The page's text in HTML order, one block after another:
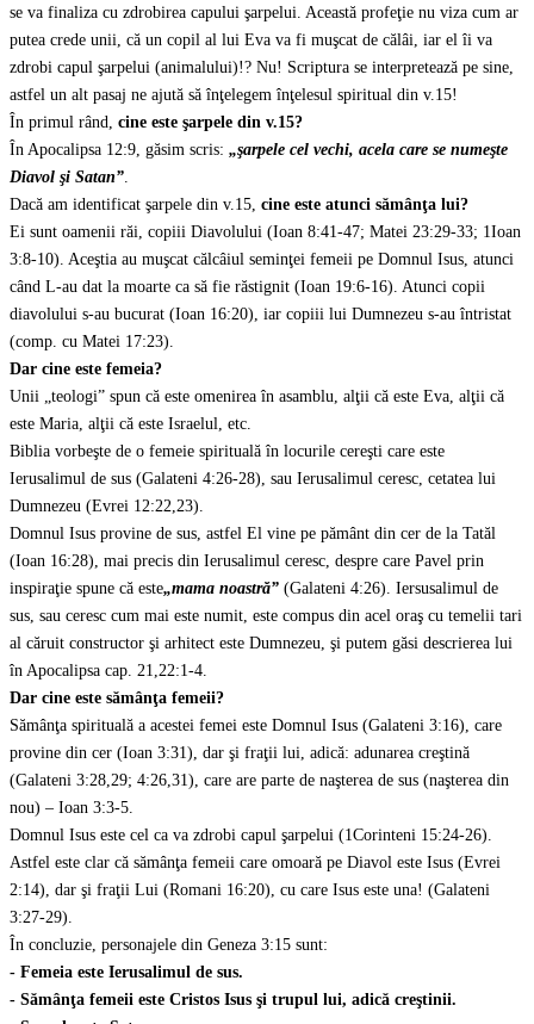
se va finaliza cu zdrobirea capului şarpelui. Această profeţie nu viza cum ar
putea crede unii, că un copil al lui Eva va fi muşcat de călâi, iar el îi va
zdrobi capul şarpelui (animalului)!? Nu! Scriptura se interpretează pe sine,
astfel un alt pasaj ne ajută să înţelegem înţelesul spiritual din v.15!
În primul rând, cine este şarpele din v.15?
În Apocalipsa 12:9, găsim scris: „şarpele cel vechi, acela care se numeşte
Diavol şi Satan”
Dacă am identificat şarpele din v.15, cine este atunci sămânţa lui?
Ei sunt oamenii răi, copiii Diavolului (Ioan 8:41-47; Matei 23:29-33; 1Ioan
3:8-10). Aceştia au muşcat călcâiul seminţei femeii pe Domnul Isus, atunci
când L-au dat la moarte ca să fie răstignit (Ioan 19:6-16). Atunci copii
diavolului s-au bucurat (Ioan 16:20), iar copiii lui Dumnezeu s-au întristat
(comp. cu Matei 17:23).
Dar cine este femeia?
Unii „teologi” spun că este omenirea în asamblu, alţii că este Eva, alţii că
este Maria, alţii că este Israelul, etc.
Biblia vorbeşte de o femeie spirituală în locurile cereşti care este
Ierusalimul de sus (Galateni 4:26-28), sau Ierusalimul ceresc, cetatea lui
Dumnezeu (Evrei 12:22,23).
Domnul Isus provine de sus, astfel El vine pe pământ din cer de la Tatăl
(Ioan 16:28), mai precis din Ierusalimul ceresc, despre care Pavel prin
inspiraţie spune că este„mama noastră” (Galateni 4:26). Iersusalimul de
sus, sau ceresc cum mai este numit, este compus din acel oraş cu temelii tari
al căruit constructor şi arhitect este Dumnezeu, şi putem găsi descrierea lui
în Apocalipsa cap. 21,22:1-4.
Dar cine este sămânţa femeii?
Sămânţa spirituală a acestei femei este Domnul Isus (Galateni 3:16), care
provine din cer (Ioan 3:31), dar şi fraţii lui, adică: adunarea creştină
(Galateni 3:28,29; 4:26,31), care are parte de naşterea de sus (naşterea din
nou) – Ioan 3:3-5.
Domnul Isus este cel ca va zdrobi capul şarpelui (1Corinteni 15:24-26).
Astfel este clar că sămânţa femeii care omoară pe Diavol este Isus (Evrei
2:14), dar şi fraţii Lui (Romani 16:20), cu care Isus este una! (Galateni
3:27-29).
În concluzie, personajele din Geneza 3:15 sunt:
- Femeia este Ierusalimul de sus.
- Sămânţa femeii este Cristos Isus şi trupul lui, adică creştinii.